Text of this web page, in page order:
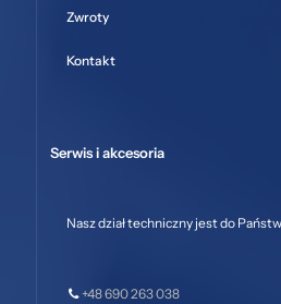
Zwroty
Kontakt
Serwis i akcesoria
Nasz dział techniczny jest do
+48 690 263 038